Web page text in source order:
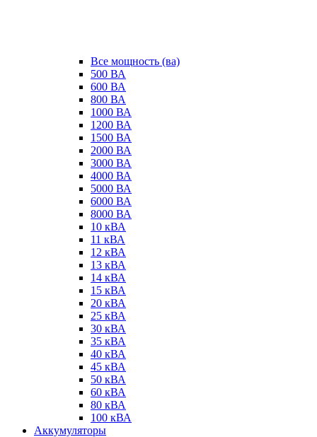
Все мощность (ва)
500 ВА
600 ВА
800 ВА
1000 ВА
1200 ВА
1500 ВА
2000 ВА
3000 ВА
4000 ВА
5000 ВА
6000 ВА
8000 ВА
10 кВА
11 кВА
12 кВА
13 кВА
14 кВА
15 кВА
20 кВА
25 кВА
30 кВА
35 кВА
40 кВА
45 кВА
50 кВА
60 кВА
80 кВА
100 кВА
Аккумуляторы